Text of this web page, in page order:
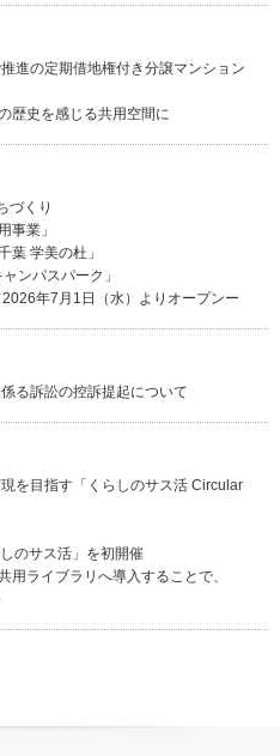
進の定期借地権付き分譲マンション
歴史を感じる共用空間に
づくり
事業」
葉 学美の杜」
ンパスパーク」
年7月1日（水）よりオープンー
る訴訟の控訴提起について
を目指す「くらしのサス活 Circular
のサス活」を初開催
用ライブラリへ導入することで、